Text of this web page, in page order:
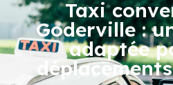
Taxi
Goderville :
adaptée